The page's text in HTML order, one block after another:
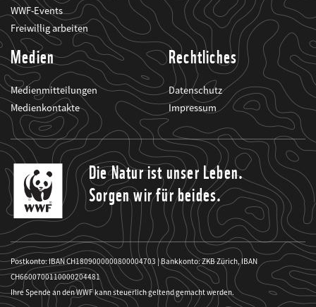
WWF-Events
Freiwillig arbeiten
Medien
Medienmitteilungen
Medienkontakte
Rechtliches
Datenschutz
Impressum
Die Natur ist unser Leben.
Sorgen wir für beides.
Postkonto: IBAN CH1809000000800004703 | Bankkonto: ZKB Zürich, IBAN
CH6600700110000204481
Ihre Spende an den WWF kann steuerlich geltend gemacht werden.